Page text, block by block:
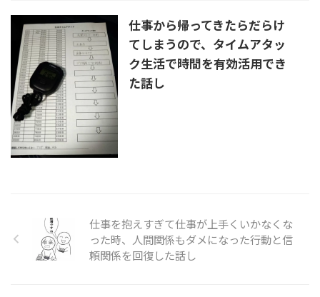
仕事から帰ってきたらだらけ
てしまうので、タイムアタッ
ク生活で時間を有効活用でき
た話し
仕事を抱えすぎて仕事が上手くいかなくな
った時、人間関係もダメになった行動と信
頼関係を回復した話し